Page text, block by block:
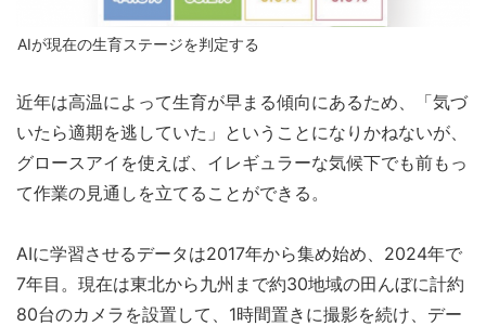
AIが現在の生育ステージを判定する
近年は高温によって生育が早まる傾向にあるため、「気づ
いたら適期を逃していた」ということになりかねないが、
グロースアイを使えば、イレギュラーな気候下でも前もっ
て作業の見通しを立てることができる。
AIに学習させるデータは2017年から集め始め、2024年で
7年目。現在は東北から九州まで約30地域の田んぼに計約
80台のカメラを設置して、1時間置きに撮影を続け、デー